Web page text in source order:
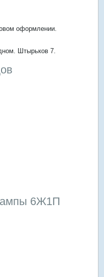
оформлении.
Штырьков 7.
6Ж1П